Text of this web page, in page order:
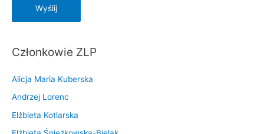
Członkowie ZLP
Alicja Maria Kuberska
Andrzej Lorenc
Elżbieta Kotlarska